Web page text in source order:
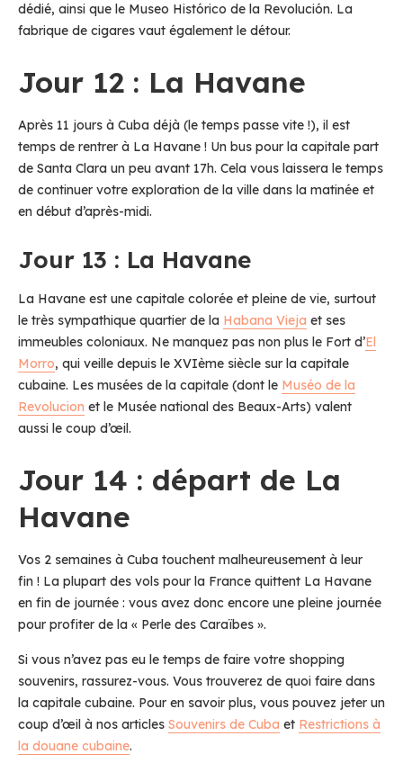
dédié, ainsi que le Museo Histórico de la Revolución. La
fabrique de cigares vaut également le détour.
Jour 12 : La Havane
Après 11 jours à Cuba déjà (le temps passe vite !), il est
temps de rentrer à La Havane ! Un bus pour la capitale part
de Santa Clara un peu avant 17h. Cela vous laissera le temps
de continuer votre exploration de la ville dans la matinée et
en début d’après-midi.
Jour 13 : La Havane
La Havane est une capitale colorée et pleine de vie, surtout
le très sympathique quartier de la Habana Vieja et ses
immeubles coloniaux. Ne manquez pas non plus le Fort d’El
Morro, qui veille depuis le XVIème siècle sur la capitale
cubaine. Les musées de la capitale (dont le Muséo de la
Revolucion et le Musée national des Beaux-Arts) valent
aussi le coup d’œil.
Jour 14 : départ de La
Havane
Vos 2 semaines à Cuba touchent malheureusement à leur
fin ! La plupart des vols pour la France quittent La Havane
en fin de journée : vous avez donc encore une pleine journée
pour profiter de la « Perle des Caraïbes ».
Si vous n’avez pas eu le temps de faire votre shopping
souvenirs, rassurez-vous. Vous trouverez de quoi faire dans
la capitale cubaine. Pour en savoir plus, vous pouvez jeter un
coup d’œil à nos articles Souvenirs de Cuba et Restrictions à
la douane cubaine.